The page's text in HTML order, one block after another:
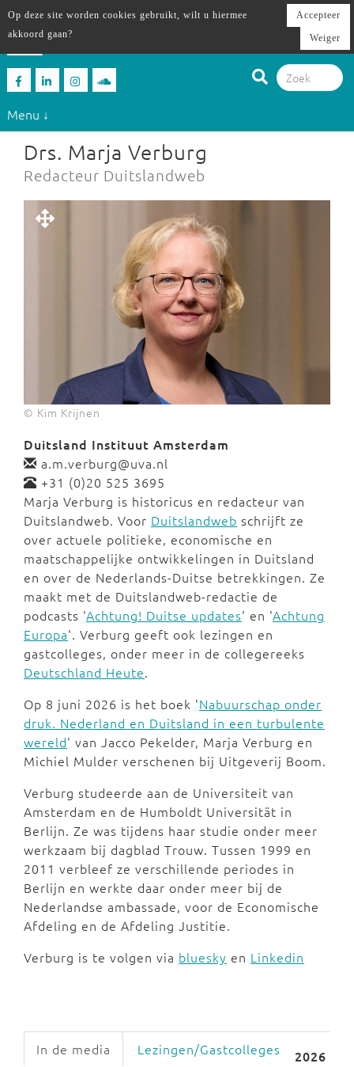
Menu ↓
Drs. Marja Verburg
Redacteur Duitslandweb
© Kim Krijnen
Duitsland Instituut Amsterdam
a.m.verburg@uva.nl
+31 (0)20 525 3695
Marja Verburg is historicus en redacteur van
Duitslandweb. Voor Duitslandweb schrijft ze
over actuele politieke, economische en
maatschappelijke ontwikkelingen in Duitsland
en over de Nederlands-Duitse betrekkingen. Ze
maakt met de Duitslandweb-redactie de
podcasts 'Achtung! Duitse updates' en 'Achtung
Europa'. Verburg geeft ook lezingen en
gastcolleges, onder meer in de collegereeks
Deutschland Heute.
Op 8 juni 2026 is het boek 'Nabuurschap onder
druk. Nederland en Duitsland in een turbulente
wereld' van Jacco Pekelder, Marja Verburg en
Michiel Mulder verschenen bij Uitgeverij Boom.
Verburg studeerde aan de Universiteit van
Amsterdam en de Humboldt Universität in
Berlijn. Ze was tijdens haar studie onder meer
werkzaam bij dagblad Trouw. Tussen 1999 en
2011 verbleef ze verschillende periodes in
Berlijn en werkte daar onder meer bij de
Nederlandse ambassade, voor de Economische
Afdeling en de Afdeling Justitie.
Verburg is te volgen via bluesky en Linkedin
In de media
Lezingen/Gastcolleges
2026
Op deze site worden cookies gebruikt, wilt u hiermee
akkoord gaan?
Accepteer
Weiger